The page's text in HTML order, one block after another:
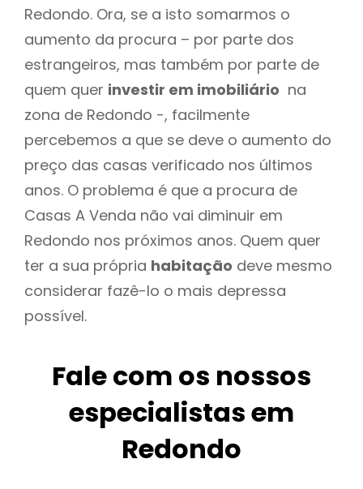
Redondo. Ora, se a isto somarmos o
aumento da procura – por parte dos
estrangeiros, mas também por parte de
quem quer investir em imobiliário na
zona de Redondo -, facilmente
percebemos a que se deve o aumento do
preço das casas verificado nos últimos
anos. O problema é que a procura de
Casas A Venda não vai diminuir em
Redondo nos próximos anos. Quem quer
ter a sua própria habitação deve mesmo
considerar fazê-lo o mais depressa
possível.
Fale com os nossos
especialistas em
Redondo